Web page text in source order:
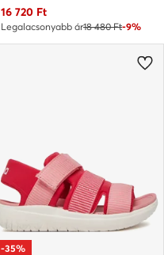
Aktuális ár
16 720 Ft
Legalacsonyabb ár18 480 Ft-9%
-35%